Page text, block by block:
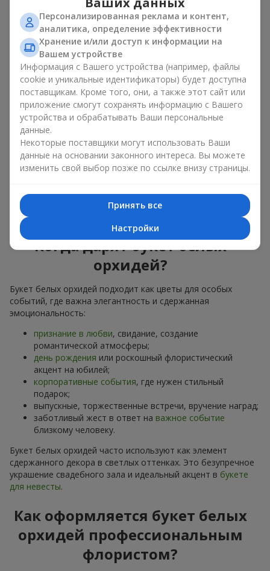
Чем особенны белые орхидеи
как подарок?
Каждый цветок, входящий в букет белых орхидей,
символизирует нежность и гармонию, доверие и
неприкосновенность. Белая орхидея позволяет создавать
разнообразные экзотические композиции и становится
идеальным подарком для
мамы любимой девушки
или дажеколлеги по работе. Олицетворяя утонченность и
совершенство, букет белых орхидей всегда выглядит как
изысканный подарок и подходит к любому празднику.
Белая орхидея отличается повышенной стойкостью, даже
в срезанном виде. Поэтому букет белых орхидей может
беспроигрышным вариантом цветов дляженщиныили
мужчины
— от романтических признаний до статусных
поздравлений.
Когда дарят букет белых
орхидей?
Букет белых орхидей подходит как цветы для особых
событий, где важна элегантность и сдержанная
эмоциональность:
признание в любви, свидание, создание
романтической атмосферы;
день рождения или роскошный флористический
акцент на юбилей;
корпоративные события, где нужен стильный
подарок;
выпускные, торжественные встречи, вручение наград;
заботливый жест в ответ на важное событие
близкому человеку.
Букет белых орхидей часто используют как элемент
сдержанного декора в светлых оттенках. Это безупречное
украшение свадебного зала и идеальный акцент в букете
для невесты.
Как оформляется букет белых
орхидей профессиональным
флористом?
Персонализированная реклама и контент,
аналитика, определение эффективности
Хранение и/или доступ к информации на
Вашем устройстве
Информация с Вашего устройства (например, файлы
cookie и уникальные идентификаторы) будет доступна
поставщикам. Кроме того, они, а также этот сайт или
приложение смогут сохранять информацию с Вашего
устройства и обрабатывать Ваши персональные
данные.
Некоторые поставщики могут использовать Ваши
данные на основании законного интереса. Вы можете
изменить свой выбор позже по ссылке внизу страницы.
Принять все
Настройки